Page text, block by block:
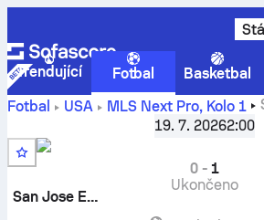
Trendující Fotbal Basketbal
Fotbal
USA MLS Next Pro, Kolo 1
North Texas SC–
vzájemné zápasy, tabulka a tip
19. 7. 20262:00
San Jose Earthquakes II
0- 1
Ukončeno